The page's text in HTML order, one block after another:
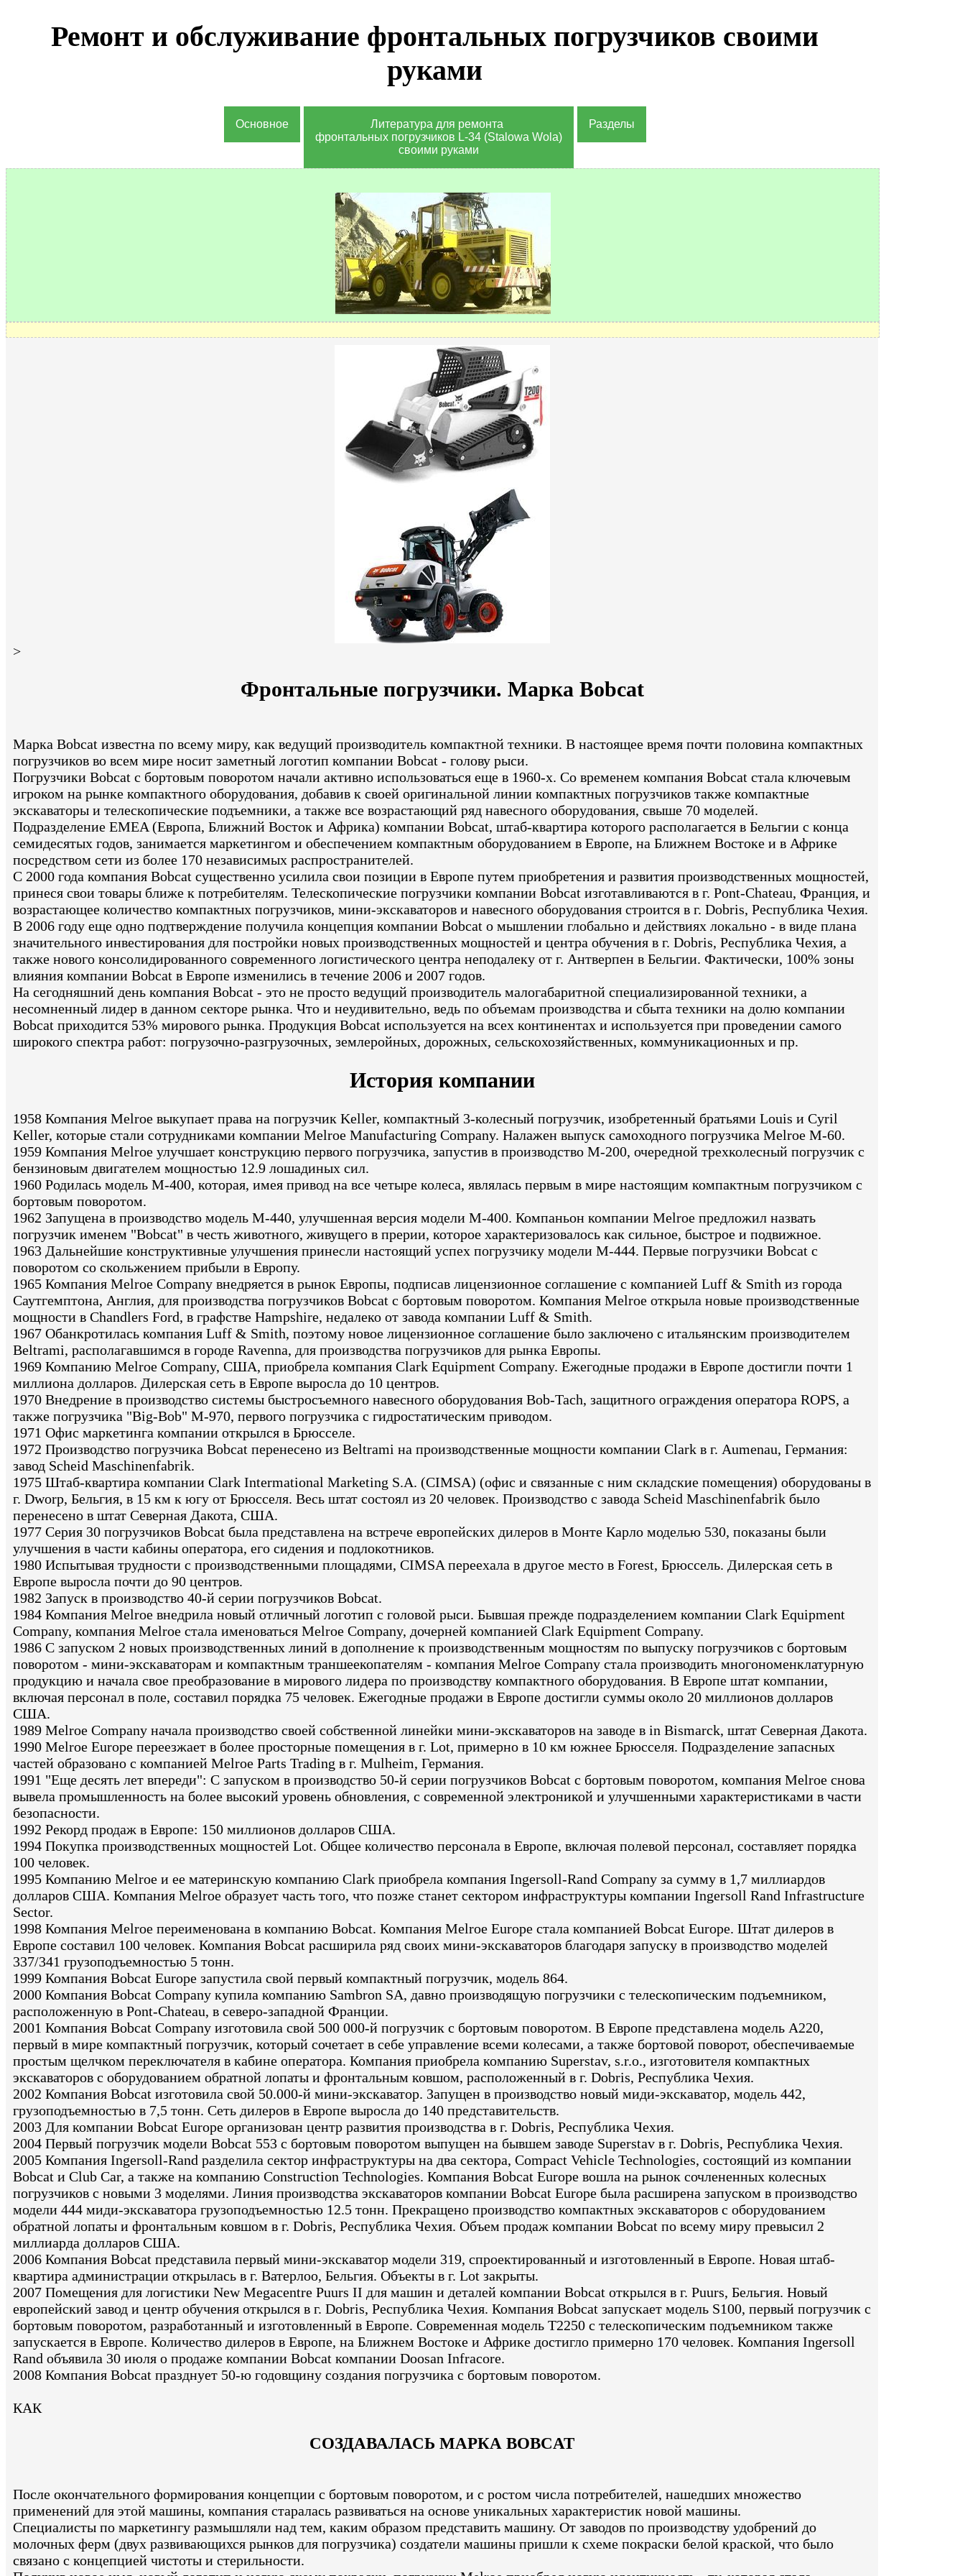
Ремонт и обслуживание фронтальных погрузчиков своими
руками
Основное
Литература для ремонта
фронтальных погрузчиков L-34 (Stalowa Wola)
своими руками
Разделы
>
Фронтальные погрузчики. Марка Bobcat
Марка Bobcat известна по всему миру, как ведущий производитель компактной техники. В настоящее время почти половина компактных
погрузчиков во всем мире носит заметный логотип компании Bobcat - голову рыси.
Погрузчики Bobcat с бортовым поворотом начали активно использоваться еще в 1960-х. Со временем компания Bobcat стала ключевым
игроком на рынке компактного оборудования, добавив к своей оригинальной линии компактных погрузчиков также компактные
экскаваторы и телескопические подъемники, а также все возрастающий ряд навесного оборудования, свыше 70 моделей.
Подразделение EMEA (Европа, Ближний Восток и Африка) компании Bobcat, штаб-квартира которого располагается в Бельгии с конца
семидесятых годов, занимается маркетингом и обеспечением компактным оборудованием в Европе, на Ближнем Востоке и в Африке
посредством сети из более 170 независимых распространителей.
С 2000 года компания Bobcat существенно усилила свои позиции в Европе путем приобретения и развития производственных мощностей,
принеся свои товары ближе к потребителям. Телескопические погрузчики компании Bobcat изготавливаются в г. Pont-Chateau, Франция, и
возрастающее количество компактных погрузчиков, мини-экскаваторов и навесного оборудования строится в г. Dobris, Республика Чехия.
В 2006 году еще одно подтверждение получила концепция компании Bobcat о мышлении глобально и действиях локально - в виде плана
значительного инвестирования для постройки новых производственных мощностей и центра обучения в г. Dobris, Республика Чехия, а
также нового консолидированного современного логистического центра неподалеку от г. Антверпен в Бельгии. Фактически, 100% зоны
влияния компании Bobcat в Европе изменились в течение 2006 и 2007 годов.
На сегодняшний день компания Bobcat - это не просто ведущий производитель малогабаритной специализированной техники, а
несомненный лидер в данном секторе рынка. Что и неудивительно, ведь по объемам производства и сбыта техники на долю компании
Bobcat приходится 53% мирового рынка. Продукция Bobcat используется на всех континентах и используется при проведении самого
широкого спектра работ: погрузочно-разгрузочных, землеройных, дорожных, сельскохозяйственных, коммуникационных и пр.
История компании
1958 Компания Melroe выкупает права на погрузчик Keller, компактный 3-колесный погрузчик, изобретенный братьями Louis и Cyril
Keller, которые стали сотрудниками компании Melroe Manufacturing Company. Налажен выпуск самоходного погрузчика Melroe M-60.
1959 Компания Melroe улучшает конструкцию первого погрузчика, запустив в производство M-200, очередной трехколесный погрузчик с
бензиновым двигателем мощностью 12.9 лошадиных сил.
1960 Родилась модель M-400, которая, имея привод на все четыре колеса, являлась первым в мире настоящим компактным погрузчиком с
бортовым поворотом.
1962 Запущена в производство модель M-440, улучшенная версия модели M-400. Компаньон компании Melroe предложил назвать
погрузчик именем "Bobcat" в честь животного, живущего в прерии, которое характеризовалось как сильное, быстрое и подвижное.
1963 Дальнейшие конструктивные улучшения принесли настоящий успех погрузчику модели M-444. Первые погрузчики Bobcat с
поворотом со скольжением прибыли в Европу.
1965 Компания Melroe Company внедряется в рынок Европы, подписав лицензионное соглашение с компанией Luff & Smith из города
Саутгемптона, Англия, для производства погрузчиков Bobcat с бортовым поворотом. Компания Melroe открыла новые производственные
мощности в Chandlers Ford, в графстве Hampshire, недалеко от завода компании Luff & Smith.
1967 Обанкротилась компания Luff & Smith, поэтому новое лицензионное соглашение было заключено с итальянским производителем
Beltrami, располагавшимся в городе Ravenna, для производства погрузчиков для рынка Европы.
1969 Компанию Melroe Company, США, приобрела компания Clark Equipment Company. Ежегодные продажи в Европе достигли почти 1
миллиона долларов. Дилерская сеть в Европе выросла до 10 центров.
1970 Внедрение в производство системы быстросъемного навесного оборудования Bob-Tach, защитного ограждения оператора ROPS, а
также погрузчика "Big-Bob" M-970, первого погрузчика с гидростатическим приводом.
1971 Офис маркетинга компании открылся в Брюсселе.
1972 Производство погрузчика Bobcat перенесено из Beltrami на производственные мощности компании Clark в г. Aumenau, Германия:
завод Scheid Maschinenfabrik.
1975 Штаб-квартира компании Clark Intermational Marketing S.A. (CIMSA) (офис и связанные с ним складские помещения) оборудованы в
г. Dworp, Бельгия, в 15 км к югу от Брюсселя. Весь штат состоял из 20 человек. Производство с завода Scheid Maschinenfabrik было
перенесено в штат Северная Дакота, США.
1977 Серия 30 погрузчиков Bobcat была представлена на встрече европейских дилеров в Монте Карло моделью 530, показаны были
улучшения в части кабины оператора, его сидения и подлокотников.
1980 Испытывая трудности с производственными площадями, CIMSA переехала в другое место в Forest, Брюссель. Дилерская сеть в
Европе выросла почти до 90 центров.
1982 Запуск в производство 40-й серии погрузчиков Bobcat.
1984 Компания Melroe внедрила новый отличный логотип с головой рыси. Бывшая прежде подразделением компании Clark Equipment
Company, компания Melroe стала именоваться Melroe Company, дочерней компанией Clark Equipment Company.
1986 С запуском 2 новых производственных линий в дополнение к производственным мощностям по выпуску погрузчиков с бортовым
поворотом - мини-экскаваторам и компактным траншеекопателям - компания Melroe Company стала производить многономенклатурную
продукцию и начала свое преобразование в мирового лидера по производству компактного оборудования. В Европе штат компании,
включая персонал в поле, составил порядка 75 человек. Ежегодные продажи в Европе достигли суммы около 20 миллионов долларов
США.
1989 Melroe Company начала производство своей собственной линейки мини-экскаваторов на заводе в in Bismarck, штат Северная Дакота.
1990 Melroe Europe переезжает в более просторные помещения в г. Lot, примерно в 10 км южнее Брюсселя. Подразделение запасных
частей образовано с компанией Melroe Parts Trading в г. Mulheim, Германия.
1991 "Еще десять лет впереди": С запуском в производство 50-й серии погрузчиков Bobcat с бортовым поворотом, компания Melroe снова
вывела промышленность на более высокий уровень обновления, с современной электроникой и улучшенными характеристиками в части
безопасности.
1992 Рекорд продаж в Европе: 150 миллионов долларов США.
1994 Покупка производственных мощностей Lot. Общее количество персонала в Европе, включая полевой персонал, составляет порядка
100 человек.
1995 Компанию Melroe и ее материнскую компанию Clark приобрела компания Ingersoll-Rand Company за сумму в 1,7 миллиардов
долларов США. Компания Melroe образует часть того, что позже станет сектором инфраструктуры компании Ingersoll Rand Infrastructure
Sector.
1998 Компания Melroe переименована в компанию Bobcat. Компания Melroe Europe стала компанией Bobcat Europe. Штат дилеров в
Европе составил 100 человек. Компания Bobcat расширила ряд своих мини-экскаваторов благодаря запуску в производство моделей
337/341 грузоподъемностью 5 тонн.
1999 Компания Bobcat Europe запустила свой первый компактный погрузчик, модель 864.
2000 Компания Bobcat Company купила компанию Sambron SA, давно производящую погрузчики с телескопическим подъемником,
расположенную в Pont-Chateau, в северо-западной Франции.
2001 Компания Bobcat Company изготовила свой 500 000-й погрузчик с бортовым поворотом. В Европе представлена модель A220,
первый в мире компактный погрузчик, который сочетает в себе управление всеми колесами, а также бортовой поворот, обеспечиваемые
простым щелчком переключателя в кабине оператора. Компания приобрела компанию Superstav, s.r.o., изготовителя компактных
экскаваторов с оборудованием обратной лопаты и фронтальным ковшом, расположенный в г. Dobris, Республика Чехия.
2002 Компания Bobcat изготовила свой 50.000-й мини-экскаватор. Запущен в производство новый миди-экскаватор, модель 442,
грузоподъемностью в 7,5 тонн. Сеть дилеров в Европе выросла до 140 представительств.
2003 Для компании Bobcat Europe организован центр развития производства в г. Dobris, Республика Чехия.
2004 Первый погрузчик модели Bobcat 553 с бортовым поворотом выпущен на бывшем заводе Superstav в г. Dobris, Республика Чехия.
2005 Компания Ingersoll-Rand разделила сектор инфраструктуры на два сектора, Compact Vehicle Technologies, состоящий из компании
Bobcat и Club Car, а также на компанию Construction Technologies. Компания Bobcat Europe вошла на рынок сочлененных колесных
погрузчиков с новыми 3 моделями. Линия производства экскаваторов компании Bobcat Europe была расширена запуском в производство
модели 444 миди-экскаватора грузоподъемностью 12.5 тонн. Прекращено производство компактных экскаваторов с оборудованием
обратной лопаты и фронтальным ковшом в г. Dobris, Республика Чехия. Объем продаж компании Bobcat по всему миру превысил 2
миллиарда долларов США.
2006 Компания Bobcat представила первый мини-экскаватор модели 319, спроектированный и изготовленный в Европе. Новая штаб-
квартира администрации открылась в г. Ватерлоо, Бельгия. Объекты в г. Lot закрыты.
2007 Помещения для логистики New Megacentre Puurs II для машин и деталей компании Bobcat открылся в г. Puurs, Бельгия. Новый
европейский завод и центр обучения открылся в г. Dobris, Республика Чехия. Компания Bobcat запускает модель S100, первый погрузчик с
бортовым поворотом, разработанный и изготовленный в Европе. Современная модель T2250 с телескопическим подъемником также
запускается в Европе. Количество дилеров в Европе, на Ближнем Востоке и Африке достигло примерно 170 человек. Компания Ingersoll
Rand объявила 30 июля о продаже компании Bobcat компании Doosan Infracore.
2008 Компания Bobcat празднует 50-ю годовщину создания погрузчика с бортовым поворотом.
КАК
СОЗДАВАЛАСЬ МАРКА BOBCAT
После окончательного формирования концепции с бортовым поворотом, и с ростом числа потребителей, нашедших множество
применений для этой машины, компания старалась развиваться на основе уникальных характеристик новой машины.
Специалисты по маркетингу размышляли над тем, каким образом представить машину. От заводов по производству удобрений до
молочных ферм (двух развивающихся рынков для погрузчика) создатели машины пришли к схеме покраски белой краской, что было
связано с концепцией чистоты и стерильности.